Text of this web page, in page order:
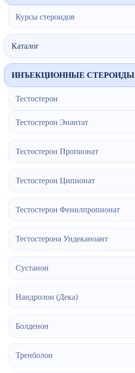
Курсы стероидов
Каталог
ИНЪЕКЦИОННЫЕ СТЕРОИДЫ
Тестостерон
Тестостерон Энантат
Тестостерон Пропионат
Тестостерон Ципионат
Тестостерон Фенилпропионат
Тестостерона Ундеканоант
Сустанон
Нандролон (Дека)
Болденон
Тренболон